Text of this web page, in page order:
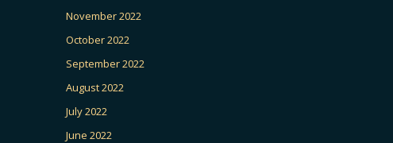
November 2022
October 2022
September 2022
August 2022
July 2022
June 2022